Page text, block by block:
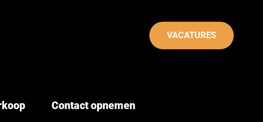
VACATURES
Contact opnemen